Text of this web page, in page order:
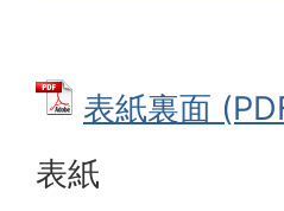
表紙裏面
表紙